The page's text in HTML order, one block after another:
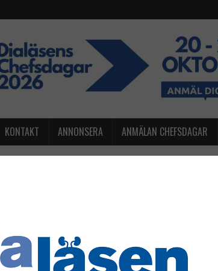
KONTAKT ANNONSERA ANMÄLAN CHEFSDAGAR
Lundbergs Forskningsstiftelse för